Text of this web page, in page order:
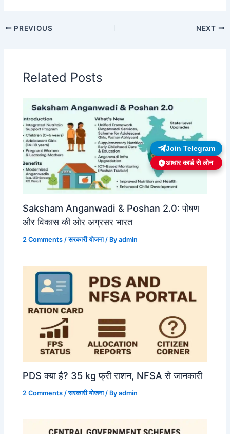
PREVIOUS NEXT
Related Posts
Saksham Anganwadi & Poshan 2.0: पोषण
और विकास की ओर अग्रसर भारत
2 Comments /सरकारी योजना/ Byadmin
PDS क्या है? 35 kg फ्री राशन, NFSA से जानकारी
2 Comments /सरकारी योजना/ Byadmin
Join Telegram
आधार कार्ड से लोन